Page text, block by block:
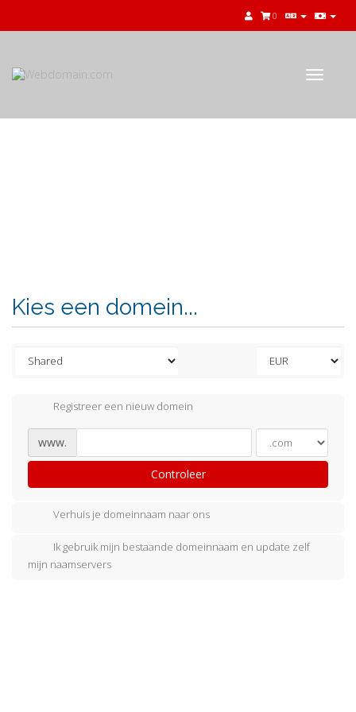
0
Toggle
Kies een domein...
Registreer een nieuw domein
www.
Controleer
Verhuis je domeinnaam naar ons
Ik gebruik mijn bestaande domeinnaam en update zelf
mijn naamservers